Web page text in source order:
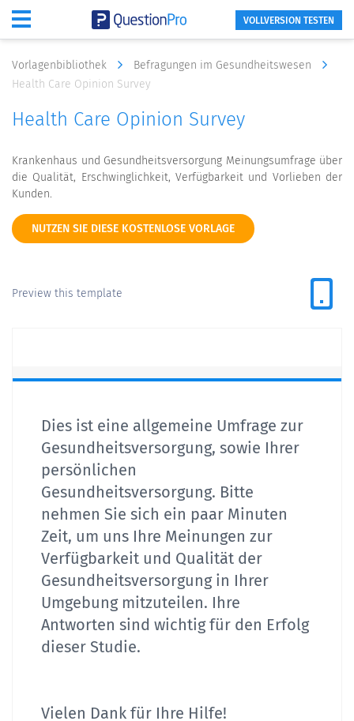
VOLLVERSION TESTEN
Vorlagenbibliothek
Befragungen im Gesundheitswesen
Health Care Opinion Survey
Health Care Opinion Survey
Krankenhaus und Gesundheitsversorgung Meinungsumfrage über
die Qualität, Erschwinglichkeit, Verfügbarkeit und Vorlieben der
Kunden.
NUTZEN SIE DIESE KOSTENLOSE VORLAGE
Preview this template